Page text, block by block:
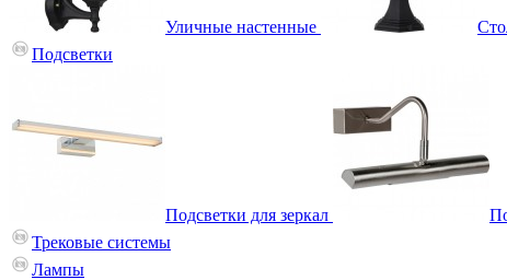
Уличные настенные
Подсветки
Подсветки для зеркал
Трековые системы
Лампы